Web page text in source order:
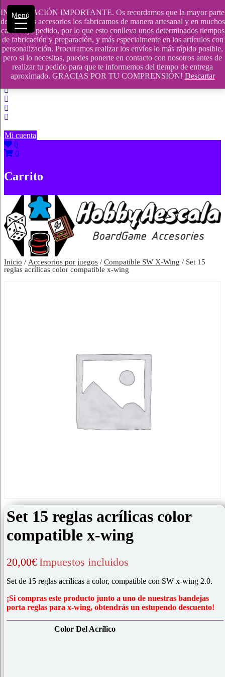
INFORMACIÓN IMPORTANTE. Os recordamos que la mayor parte
de nuestros accesorios los fabricamos de manera artesanal y en muchos
casos bajo pedido, por lo que esto conlleva unos determinados tiempos
de fabricación y preparación, y más especialmente en los artículos con
personalización. Procuramos realizar los envíos lo más rápido posible,
pero si lo necesitas, puedes ponerte en contacto con nosotros antes de
realizar tu pedido para que te informemos del tiempo de entrega
aproximado. GRACIAS POR TU COMPRENSIÓN! Descartar
Saltar
contenido
609241475 SOLO DE 10:00 a 14:00
info@hobbyaescala.com
San Fernando de Henares
10:00 - 14:00
Mi cuenta
0
0
Carrito
Inicio / Accesorios por juegos / Compatible SW X-Wing / Set 15
reglas acrílicas color compatible x-wing
Set 15 reglas acrílicas color
compatible x-wing
20,00€ Impuestos incluidos
Set de 15 reglas acrílicas a color, compatible con SW x-wing 2.0.
¡Si compras este producto junto a uno de nuestras bandejas
porta reglas para x-wing, obtendrás un estupendo descuento!
Color Del Acrílico
Menú